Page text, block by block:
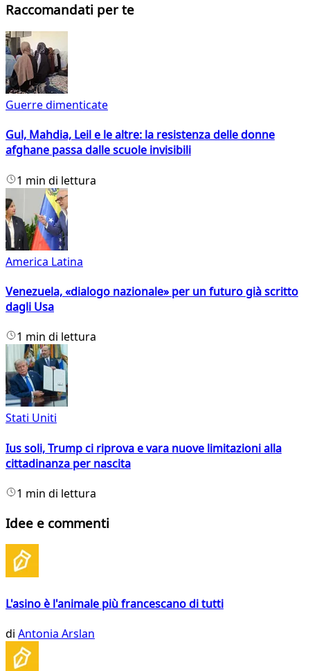
Raccomandati per te
Guerre dimenticate
Gul, Mahdia, Leil e le altre: la resistenza delle donne
afghane passa dalle scuole invisibili
1 min di lettura
America Latina
Venezuela, «dialogo nazionale» per un futuro già scritto
dagli Usa
1 min di lettura
Stati Uniti
Ius soli, Trump ci riprova e vara nuove limitazioni alla
cittadinanza per nascita
1 min di lettura
Idee e commenti
L'asino è l'animale più francescano di tutti
di Antonia Arslan